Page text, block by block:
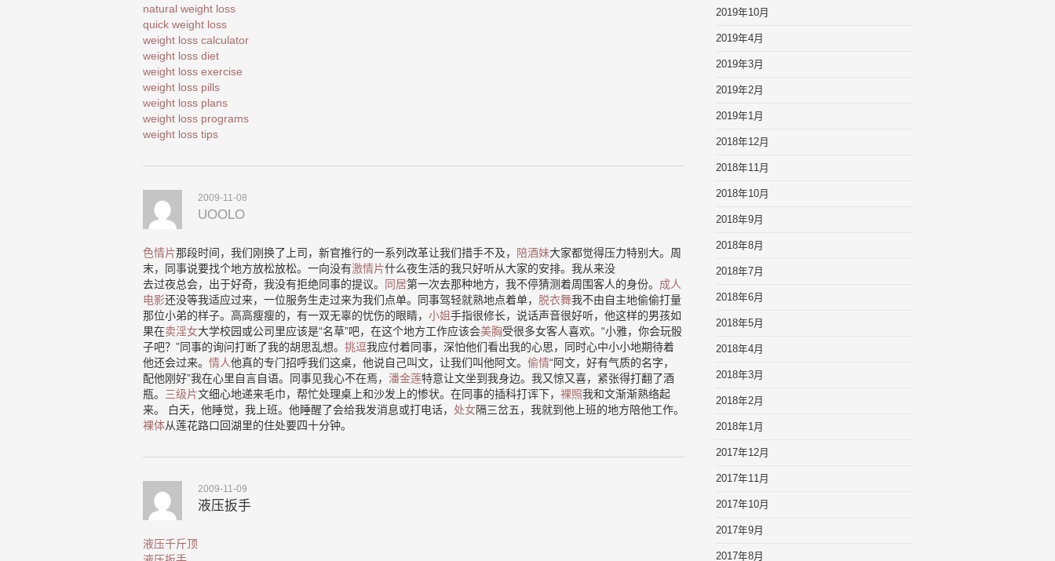
natural weight loss
quick weight loss
weight loss calculator
weight loss diet
weight loss exercise
weight loss pills
weight loss plans
weight loss programs
weight loss tips
2009-11-08
UOOLO
色情片那段时间，我们刚换了上司，新官推行的一系列改革让我们措手不及， 陪酒妹大家都觉得压力特别大。周
末，同事说要找个地方放松放松。一向没有激情片什么夜生活的我只好听从大家的安排。我从来没
去过夜总会，出于好奇，我没有拒绝同事的提议。
同居第一次去那种地方，我不停猜测着周围客人的身份。 成人
电影还没等我适应过来，一位服务生走过来为我们点单。同事驾轻就熟地点着单， 脱衣舞我不由自主地偷偷打量
那位小弟的样子。高高瘦瘦的，有一双无辜的忧伤的眼睛， 小姐手指很修长，说话声音很好听，他这样的男孩如
果在卖淫女大学校园或公司里应该是“名草”吧，在这个地方工作应该会美胸受很多女客人喜欢。“小雅，你会玩骰
子吧？”同事的询问打断了我的胡思乱想。 挑逗我应付着同事，深怕他们看出我的心思，同时心中小小地期待着
他还会过来。 情人他真的专门招呼我们这桌，他说自己叫文，让我们叫他阿文。 偷情“阿文，好有气质的名字，
配他刚好”我在心里自言自语。同事见我心不在焉， 潘金莲特意让文坐到我身边。我又惊又喜，紧张得打翻了酒
瓶。 三级片文细心地递来毛巾，帮忙处理桌上和沙发上的惨状。在同事的插科打诨下， 裸照我和文渐渐熟络起
来。 白天，他睡觉，我上班。他睡醒了会给我发消息或打电话， 处女隔三岔五，我就到他上班的地方陪他工作。
裸体从莲花路口回湖里的住处要四十分钟。
2009-11-09
液压扳手
液压千斤顶
2019年10月
2019年4月
2019年3月
2019年2月
2019年1月
2018年12月
2018年11月
2018年10月
2018年9月
2018年8月
2018年7月
2018年6月
2018年5月
2018年4月
2018年3月
2018年2月
2018年1月
2017年12月
2017年11月
2017年10月
2017年9月
2017年8月